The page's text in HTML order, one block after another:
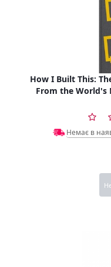
How I Built This:
From the World's
Немає в